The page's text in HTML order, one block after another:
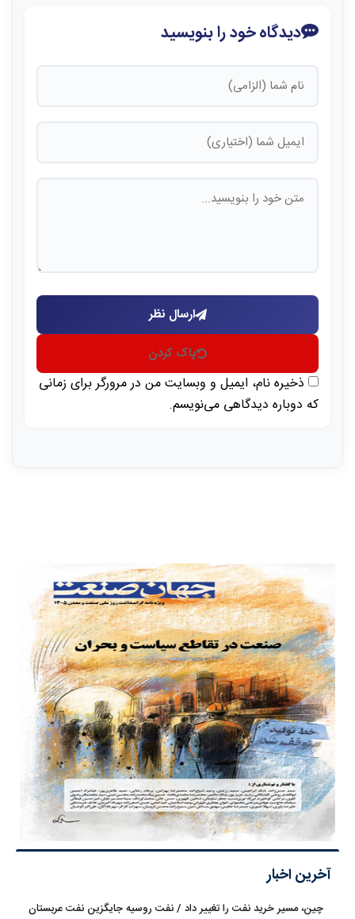
دیدگاه خود را بنویسید
ارسال نظر
پاک کردن
ذخیره نام، ایمیل و وبسایت من در مرورگر برای زمانی
که دوباره دیدگاهی می‌نویسم.
آخرین اخبار
چین، مسیر خرید نفت را تغییر داد / نفت روسیه جایگزین نفت عربستان